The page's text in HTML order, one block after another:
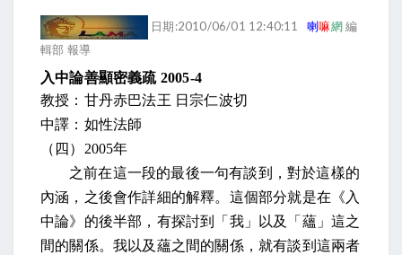
日期:2010/06/01 12:40:11喇嘛網編
輯部 報導
入中論善顯密義疏2005-4
教授：甘丹赤巴法王 日宗仁波切
中譯：如性法師
（四） 2005年
之前在這一段的最後一句有談到，對於這樣的
內涵，之後會作詳細的解釋。這個部分就是在《入
中論》的後半部，有探討到「我」以及「蘊」這之
間的關係。我以及蘊之間的關係，就有談到這兩者